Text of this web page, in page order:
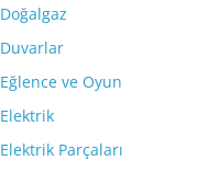
Doğalgaz
Duvarlar
Eğlence ve Oyun
Elektrik
Elektrik Parçaları